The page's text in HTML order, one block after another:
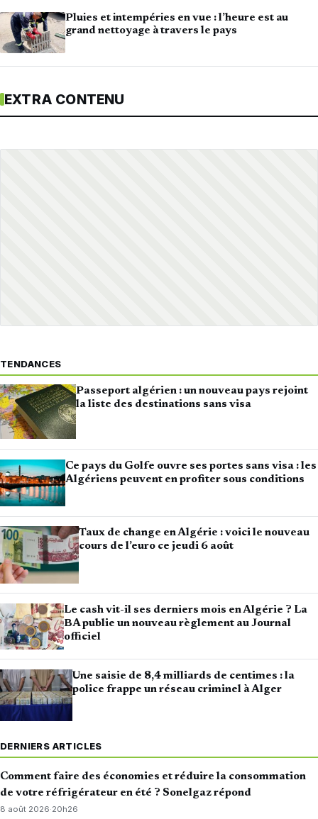
Pluies et intempéries en vue : l’heure est au
grand nettoyage à travers le pays
EXTRA CONTENU
TENDANCES
Passeport algérien : un nouveau pays rejoint
la liste des destinations sans visa
Ce pays du Golfe ouvre ses portes sans visa : les
Algériens peuvent en profiter sous conditions
Taux de change en Algérie : voici le nouveau
cours de l’euro ce jeudi 6 août
Le cash vit-il ses derniers mois en Algérie ? La
BA publie un nouveau règlement au Journal
officiel
Une saisie de 8,4 milliards de centimes : la
police frappe un réseau criminel à Alger
DERNIERS ARTICLES
Comment faire des économies et réduire la consommation
de votre réfrigérateur en été ? Sonelgaz répond
8 août 2026·20h26